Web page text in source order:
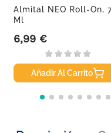
Almital NEO Roll-On,
Ml
Precio
6,99 €
Añadir Al Carrito